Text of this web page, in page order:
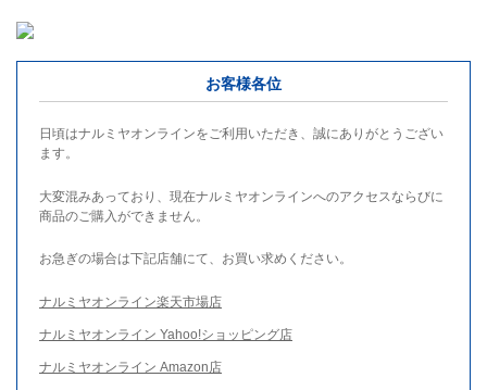
お客様各位
日頃はナルミヤオンラインをご利用いただき、誠にありがとうござい
ます。
大変混みあっており、現在ナルミヤオンラインへのアクセスならびに
商品のご購入ができません。
お急ぎの場合は下記店舗にて、お買い求めください。
ナルミヤオンライン楽天市場店
ナルミヤオンライン Yahoo!ショッピング店
ナルミヤオンライン Amazon店